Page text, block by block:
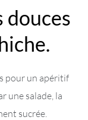
douces
pour un apéritif
une salade, la
sucrée.